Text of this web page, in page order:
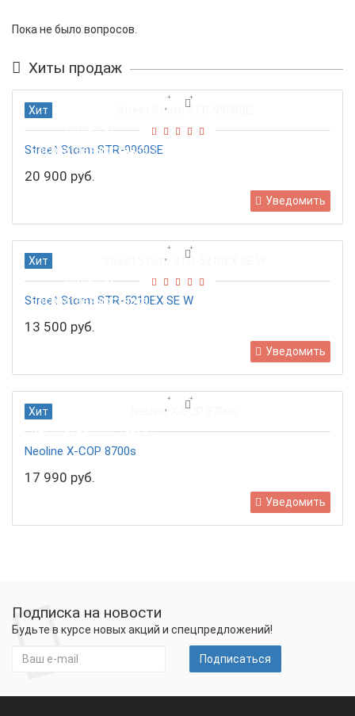
Пока не было вопросов.
Хиты продаж
Хит
Подарок!
Бесплатная доставка
Street Storm STR-9960SE
20 900 руб.
Уведомить
Хит
Подарок!
Бесплатная доставка
Street Storm STR-5210EX SE W
13 500 руб.
Уведомить
Хит
Бесплатная доставка
Neoline X-COP 8700s
17 990 руб.
Уведомить
Подписка на новости
Будьте в курсе новых акций и спецпредложений!
Подписаться